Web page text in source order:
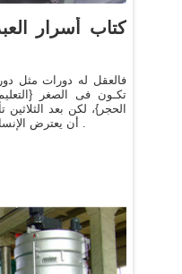
كتاب أسرار
فالعقل له دورات مثل
تكـون فى الصغر
الحجر}، لكن بعد
أن يعترض الإنسان ولو فى باطنه على شيخه .